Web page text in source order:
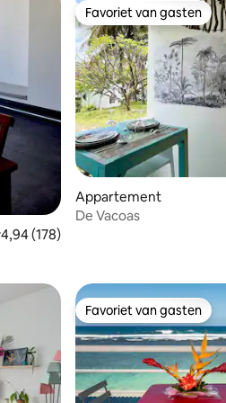
beoordeling van 4,94 uit
4,94 (178)
Favoriet van gasten
Favoriet van gasten
Appartement
De Vacoas
Favoriet van gasten
Favoriet van gasten